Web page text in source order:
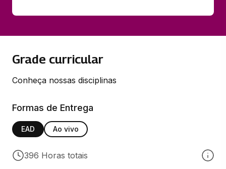
Grade curricular
Conheça nossas disciplinas
Formas de Entrega
EAD Ao vivo
396 Horas totais